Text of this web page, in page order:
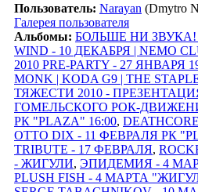
Пользователь: Narayan (Dmytro
Галерея пользователя
Альбомы: БОЛЬШЕ НИ ЗВУКА! |
WIND - 10 ДЕКАБРЯ | NEMO
2010 PRE-PARTY - 27 ЯНВАРЯ
MONK | KODA G9 | THE
ТЯЖЕСТИ 2010 -
ГОМЕЛЬСКОГО РОК-
РК "PLAZA" 16:00,
OTTO DIX - 11 ФЕВРАЛЯ РК
TRIBUTE - 17 ФЕВРАЛЯ,
- ЖИГУЛИ, ЭПИДЕМИЯ - 4
PLUSH FISH - 4 МАРТА